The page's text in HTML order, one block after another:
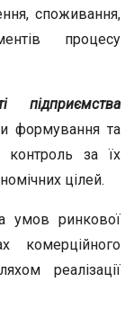
споживання,
процесу
підприємства
формування та
контроль за їх
цілей.
умов ринкової
комерційного
реалізації